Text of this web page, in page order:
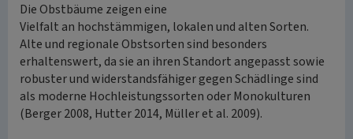
Die Obstbäume zeigen eine
Vielfalt an hochstämmigen, lokalen und alten Sorten.
Alte und regionale Obstsorten sind besonders
erhaltenswert, da sie an ihren Standort angepasst sowie
robuster und widerstandsfähiger gegen Schädlinge sind
als moderne Hochleistungssorten oder Monokulturen
(Berger 2008, Hutter 2014, Müller et al. 2009).